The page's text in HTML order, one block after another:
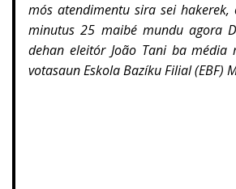
mós atendimentu sira sei
minutus 25 maibé mundu agora
dehan eleitór João Tani ba média
votasaun Eskola Bazíku Filial (EBF)